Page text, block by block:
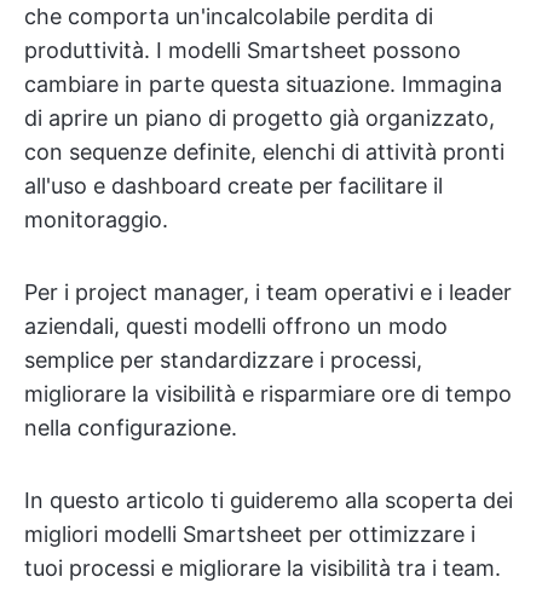
che comporta un'incalcolabile perdita di
produttività. I modelli Smartsheet possono
cambiare in parte questa situazione. Immagina
di aprire un piano di progetto già organizzato,
con sequenze definite, elenchi di attività pronti
all'uso e dashboard create per facilitare il
monitoraggio.
Per i project manager, i team operativi e i leader
aziendali, questi modelli offrono un modo
semplice per standardizzare i processi,
migliorare la visibilità e risparmiare ore di tempo
nella configurazione.
In questo articolo ti guideremo alla scoperta dei
migliori modelli Smartsheet per ottimizzare i
tuoi processi e migliorare la visibilità tra i team.